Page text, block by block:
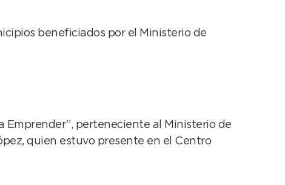
beneficiados por el Ministerio de
Emprender”, perteneciente al Ministerio de
quien estuvo presente en el Centro